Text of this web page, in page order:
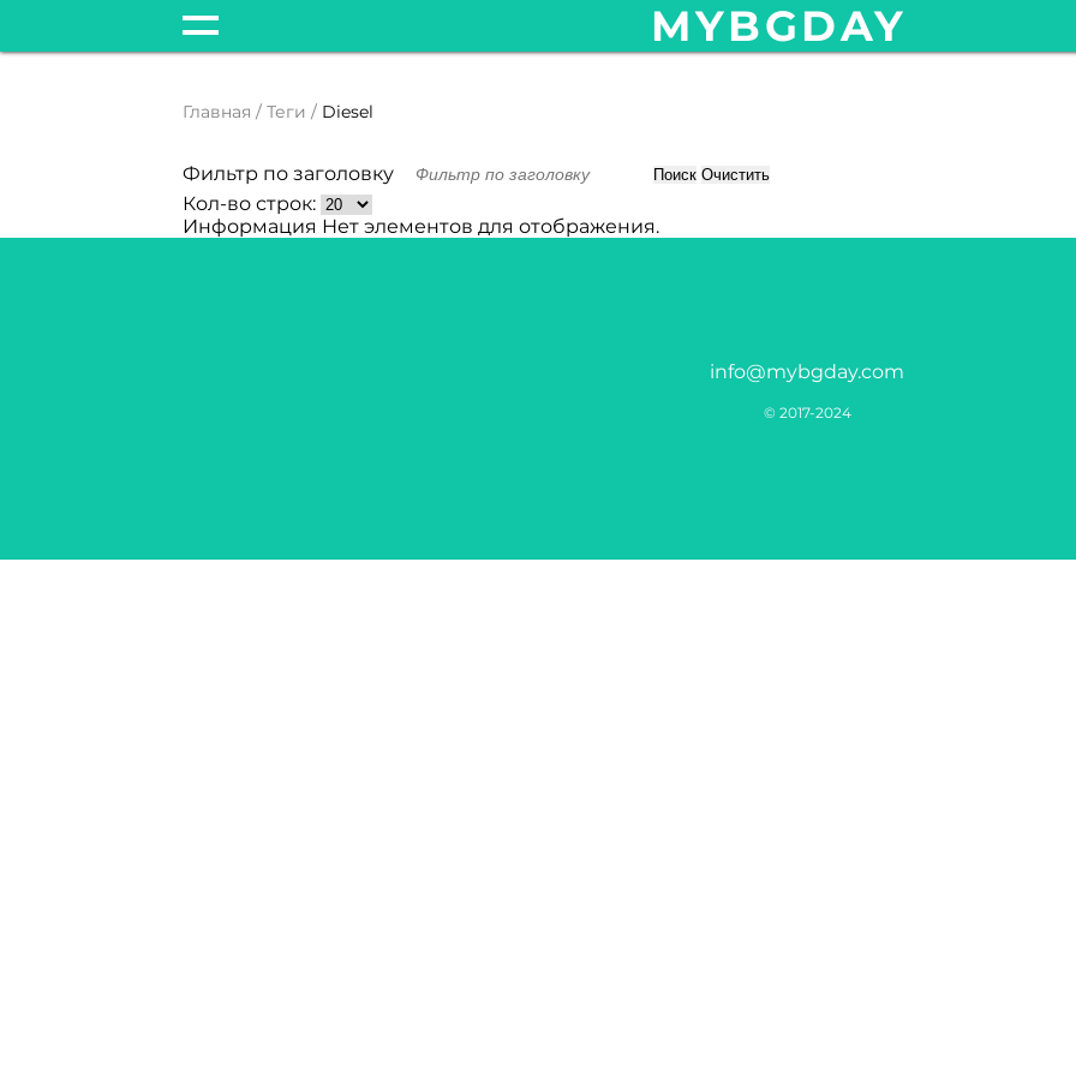
MYBGDAY
Главная Теги Diesel
Фильтр по заголовку Поиск Очистить
Кол-во строк:
Информация Нет элементов для отображения.
info@mybgday.com
© 2017-2024